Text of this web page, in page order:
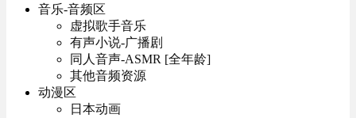
音乐-音频区
虚拟歌手音乐
有声小说-广播剧
同人音声-ASMR [全年龄]
其他音频资源
动漫区
日本动画